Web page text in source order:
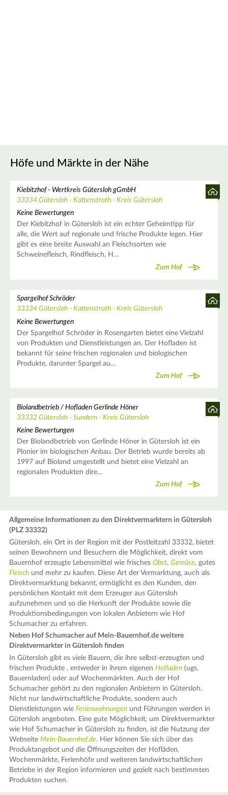
Höfe und Märkte in der Nähe
Kiebitzhof - Wertkreis Gütersloh gGmbH
33334 Gütersloh - Kattenstroth - Kreis Gütersloh
Keine Bewertungen
Der Kiebitzhof in Gütersloh ist ein echter Geheimtipp für
alle, die Wert auf regionale und frische Produkte legen. Hier
gibt es eine breite Auswahl an Fleischsorten wie
Schweinefleisch, Rindfleisch, H…
Zum Hof
Spargelhof Schröder
33334 Gütersloh - Kattenstroth - Kreis Gütersloh
Keine Bewertungen
Der Spargelhof Schröder in Rosengarten bietet eine Vielzahl
von Produkten und Dienstleistungen an. Der Hofladen ist
bekannt für seine frischen regionalen und biologischen
Produkte, darunter Spargel au…
Zum Hof
Biolandbetrieb / Hofladen Gerlinde Höner
33332 Gütersloh - Sundern - Kreis Gütersloh
Keine Bewertungen
Der Biolandbetrieb von Gerlinde Höner in Gütersloh ist ein
Pionier im biologischen Anbau. Der Betrieb wurde bereits ab
1997 auf Bioland umgestellt und bietet eine Vielzahl an
regionalen Produkten dire…
Zum Hof
Allgemeine Informationen zu den Direktvermarktern in Gütersloh
(PLZ 33332)
Gütersloh, ein Ort in der Region mit der Postleitzahl 33332, bietet
seinen Bewohnern und Besuchern die Möglichkeit, direkt vom
Bauernhof erzeugte Lebensmittel wie frischesObst,Gemüse, gutes
Fleisch und mehr zu kaufen. Diese Art der Vermarktung, auch als
Direktvermarktung bekannt, ermöglicht es den Kunden, den
persönlichen Kontakt mit dem Erzeuger aus Gütersloh
aufzunehmen und so die Herkunft der Produkte sowie die
Produktionsbedingungen von lokalen Anbietern wie Hof
Schumacher zu erfahren.
Neben Hof Schumacher auf Mein-Bauernhof.de weitere
Direktvermarkter in Gütersloh finden
In Gütersloh gibt es viele Bauern, die ihre selbst-erzeugten und
frischen Produkte , entweder in ihrem eigenenHofladen (ugs.
Bauernladen) oder auf Wochenmärkten. Auch der Hof
Schumacher gehört zu den regionalen Anbietern in Gütersloh.
Nicht nur landwirtschaftliche Produkte, sondern auch
Dienstleistungen wieFerienwohnungen und Führungen werden in
Gütersloh angeboten. Eine gute Möglichkeit, um Direktvermarkter
wie Hof Schumacher in Gütersloh zu finden, ist die Nutzung der
WebseiteMein-Bauernhof.de. Hier können Sie sich über das
Produktangebot und die Öffnungszeiten der Hofläden,
Wochenmärkte, Ferienhöfe und weiteren landwirtschaftlichen
Betriebe in der Region informieren und gezielt nach bestimmten
Produkten suchen.